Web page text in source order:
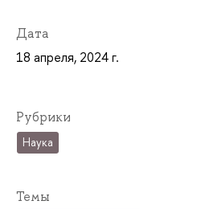
Дата
18 апреля, 2024 г.
Рубрики
Наука
Темы